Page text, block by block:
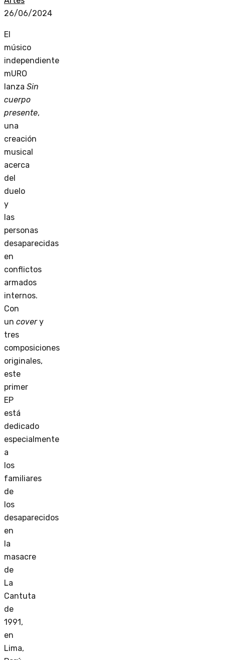
26/06/2024
El
músico
independiente
mURO
lanza Sin
cuerpo
presente,
una
creación
musical
acerca
del
duelo
y
las
personas
desaparecidas
en
conflictos
armados
internos.
Con
un covery
tres
composiciones
originales,
este
primer
EP
está
dedicado
especialmente
a
los
familiares
de
los
desaparecidos
en
la
masacre
de
La
Cantuta
de
1991,
en
Lima,